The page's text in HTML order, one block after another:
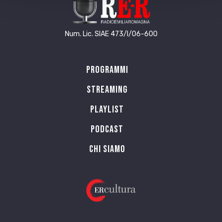
Num. Lic. SIAE 473/I/06-600
Programmi
Streaming
Playlist
PODCAST
Chi siamo